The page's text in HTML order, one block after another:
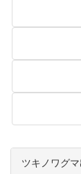
ツキノワグ